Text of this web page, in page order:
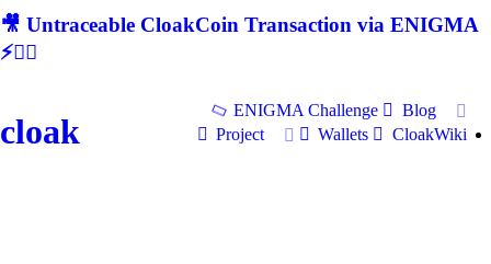
🎥 Untraceable CloakCoin Transaction via ENIGMA
⚡🕵‍♂
cloak
ENIGMA Challenge
Blog
Project
Wallets CloakWiki